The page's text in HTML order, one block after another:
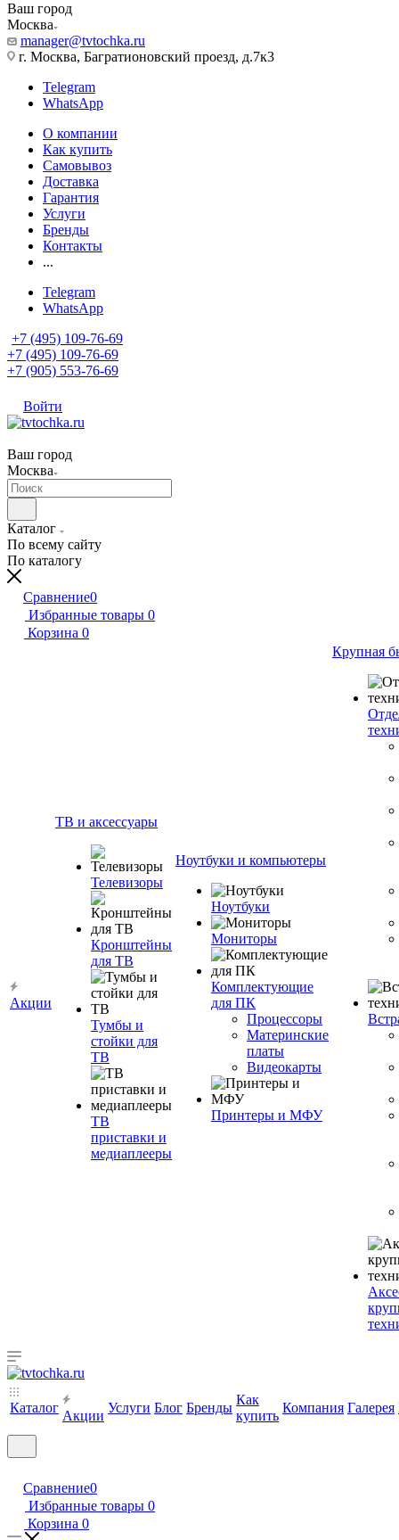
Ваш город
Москва
manager@tvtochka.ru
г. Москва, Багратионовский проезд, д.7к3
Telegram
WhatsApp
О компании
Как купить
Самовывоз
Доставка
Гарантия
Услуги
Бренды
Контакты
...
Telegram
WhatsApp
+7 (495) 109-76-69
+7 (495) 109-76-69
+7 (905) 553-76-69
Войти
Ваш город
Москва
Каталог
По всему сайту
По каталогу
Сравнение0
Избранные товары 0
Корзина 0
Акции
ТВ и аксессуары
Телевизоры
Кронштейны
для ТВ
Тумбы и
стойки для
ТВ
ТВ
приставки и
медиаплееры
Ноутбуки и компьютеры
Ноутбуки
Мониторы
Комплектующие
для ПК
Процессоры
Материнские
платы
Видеокарты
Принтеры и МФУ
Крупная
Каталог
Акции
Услуги Блог Бренды
Как
купить
Компания Галерея
Сравнение0
Избранные товары 0
Корзина 0